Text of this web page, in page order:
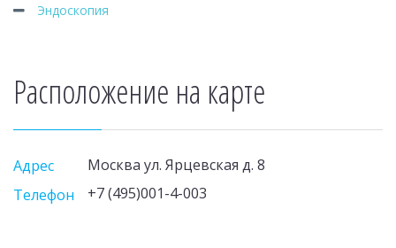
Эндоскопия
Расположение на карте
Адрес
Москва ул. Ярцевская д. 8
Телефон
+7 (495)001-4-003